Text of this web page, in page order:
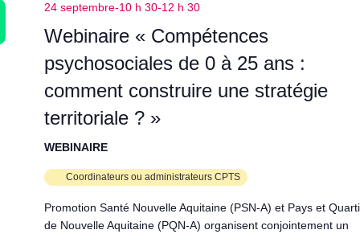
24 septembre-10 h 30-12 h 30
Webinaire « Compétences
psychosociales de 0 à 25 ans :
comment construire une stratégie
territoriale ? »
WEBINAIRE
Coordinateurs ou administrateurs CPTS
Promotion Santé Nouvelle Aquitaine (PSN-A) et Pays et
de Nouvelle Aquitaine (PQN-A) organisent conjointement un